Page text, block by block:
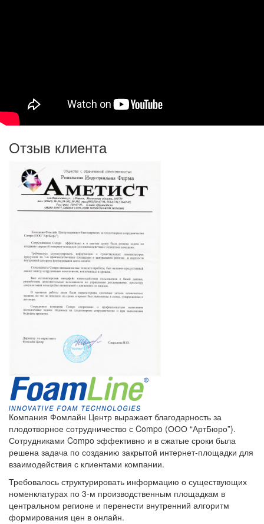
Отзыв клиента
Компания Фомлайн Центр выражает благодарность за
плодотворное сотрудничество с Compo (ООО “АртБюро”).
Сотрудниками Compo эффективно и в сжатые сроки была
решена задача по созданию закрытой интернет-площадки для
взаимодействия с клиентами компании.
Требовалось структурировать информацию о существующих
номенклатурах по 3-м производственным площадкам в
центральном регионе и перенести внутренний алгоритм
формирования цен в онлайн.